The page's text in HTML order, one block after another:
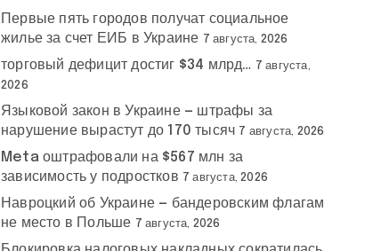
Первые пять городов получат социальное
жилье за счет ЕИБ в Украине 7 августа, 2026
торговый дефицит достиг $34 млрд… 7 августа,
2026
Языковой закон в Украине — штрафы за
нарушение вырастут до 170 тысяч 7 августа, 2026
Meta оштрафовали на $567 млн за
зависимость у подростков 7 августа, 2026
Навроцкий об Украине — бандеровским флагам
не место в Польше 7 августа, 2026